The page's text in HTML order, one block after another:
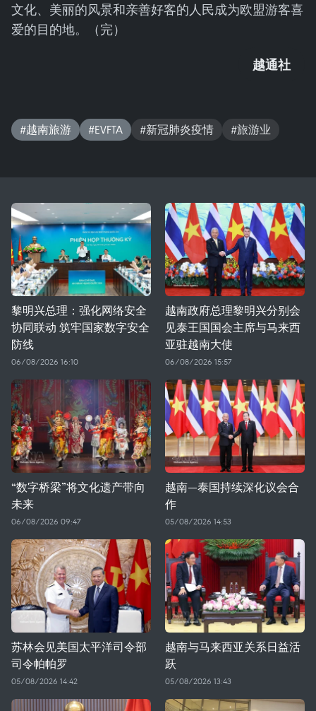
文化、美丽的风景和亲善好客的人民成为欧盟游客喜
爱的目的地。（完）
越通社
#越南旅游 #EVFTA #新冠肺炎疫情 #旅游业
黎明兴总理：强化网络安全
协同联动 筑牢国家数字安全
防线
06/08/2026 16:10
越南政府总理黎明兴分别会
见泰王国国会主席与马来西
亚驻越南大使
06/08/2026 15:57
“数字桥梁”将文化遗产带向
未来
06/08/2026 09:47
越南—泰国持续深化议会合
作
05/08/2026 14:53
苏林会见美国太平洋司令部
司令帕帕罗
05/08/2026 14:42
越南与马来西亚关系日益活
跃
05/08/2026 13:43